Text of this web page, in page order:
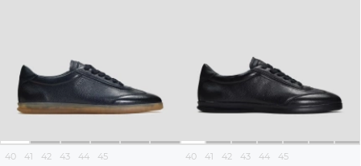
40 41 42 43 44 45 40 41 42 43 44 45